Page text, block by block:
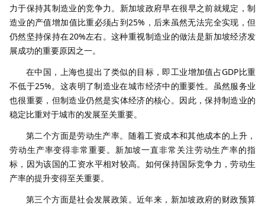
力于保持其制造业的竞争力。新加坡政府早在很早之前就规定，制
造业的产值增加值比重必须占到25%，后来虽然无法完全实现，但
仍然坚持保持在20%左右。这种重视制造业的做法是新加坡经济发
展成功的重要原因之一。
在中国，上海也提出了类似的目标，即工业增加值占GDP比重
不低于25%。这表明了制造业在城市经济中的重要性。虽然服务业
也很重要，但制造业仍然是实体经济的核心。因此，保持制造业的
稳定比重对于城市的发展至关重要。
第二个方面是劳动生产率。随着工资成本和其他成本的上升，
劳动生产率变得非常重要。新加坡一直非常关注劳动生产率的指
标，因为该国的工资水平相对较高。如何保持国际竞争力，劳动生
产率的提升变得至关重要。
第三个方面是社会发展政策。近年来，新加坡政府的财政预算